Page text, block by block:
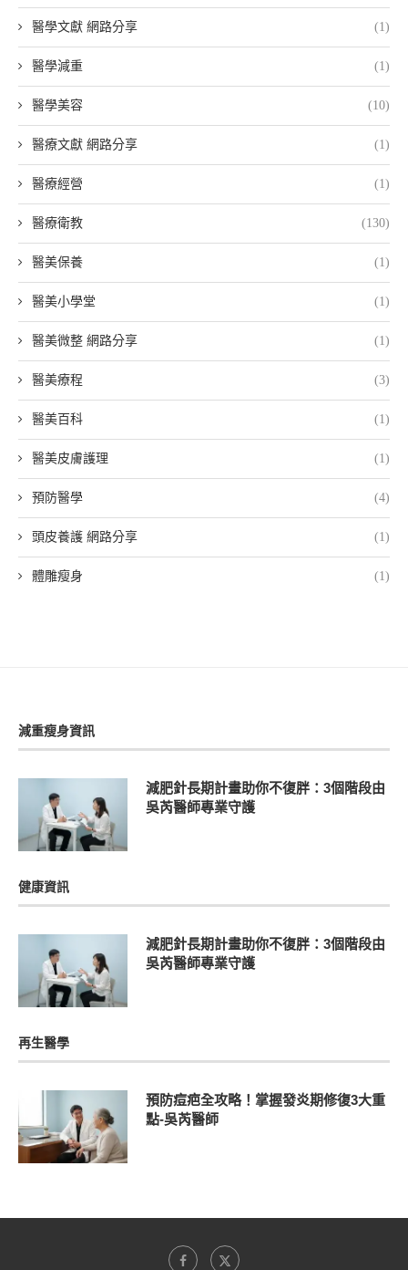
醫學文獻 網路分享 (1)
醫學減重 (1)
醫學美容 (10)
醫療文獻 網路分享 (1)
醫療經營 (1)
醫療衛教 (130)
醫美保養 (1)
醫美小學堂 (1)
醫美微整 網路分享 (1)
醫美療程 (3)
醫美百科 (1)
醫美皮膚護理 (1)
預防醫學 (4)
頭皮養護 網路分享 (1)
體雕瘦身 (1)
減重瘦身資訊
減肥針長期計畫助你不復胖：3個階段由
吳芮醫師專業守護
健康資訊
減肥針長期計畫助你不復胖：3個階段由
吳芮醫師專業守護
再生醫學
預防痘疤全攻略！掌握發炎期修復3大重
點-吳芮醫師